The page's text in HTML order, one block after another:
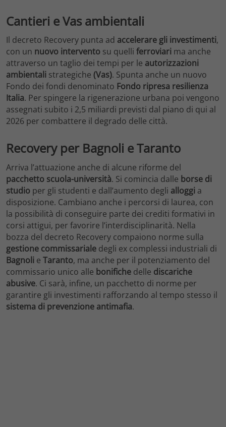
Cantieri e Vas ambientali
Il decreto Recovery punta ad accelerare gli investimenti,
con un nuovo intervento su quelli ferroviari ma anche
attraverso un taglio dei tempi per le autorizzazioni
ambientali strategiche (Vas). Spunta anche un nuovo
Fondo dei fondi denominato Fondo ripresa resilienza
Italia. Per spingere la rigenerazione urbana poi vengono
assegnati subito i 2,5 miliardi previsti dal piano di qui al
2026 per combattere il degrado delle città.
Recovery per Bagnoli e Taranto
Arriva l’attuazione anche di alcune riforme del
pacchetto scuola-università. Si comincia dalle borse di
studio per gli studenti e dall’aumento degli alloggi a
disposizione. Cambiano anche i percorsi di laurea, con
la possibilità di conseguire parte dei crediti formativi in
corsi attigui, per favorire l’interdisciplinarità. Nella
bozza del decreto Recovery compaiono norme sulla
gestione commissariale degli ex complessi industriali di
Bagnoli e Taranto, ma anche per il potenziamento del
commissario unico alle bonifiche delle discariche
abusive. Ci sarà, infine, un pacchetto di norme per
garantire gli investimenti rafforzando al tempo stesso il
sistema di prevenzione antimafia.